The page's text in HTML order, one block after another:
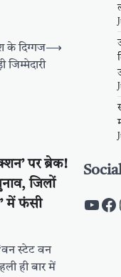
के दिग्गज⟶
पर ब्रेक!
जिलों
में फंसी
स्टेट वन
ही बार में